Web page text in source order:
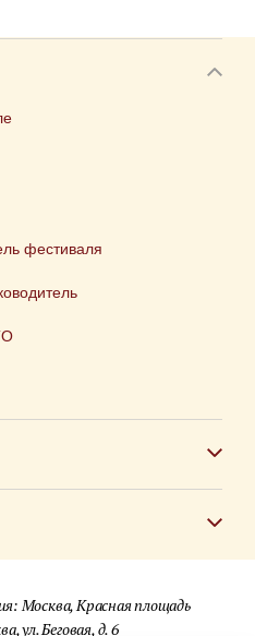
фестиваля
Москва, Красная площадь
ул. Беговая, д. 6